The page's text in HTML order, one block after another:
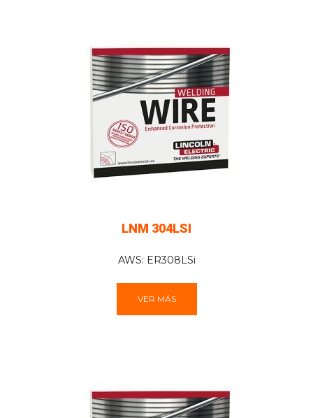
LNM 304LSI
AWS: ER308LSi
VER MÁS